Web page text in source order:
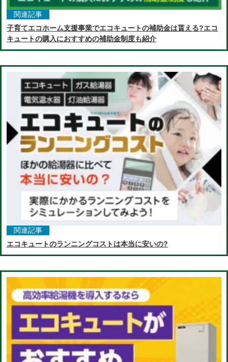
関連記事
子育てエコホーム支援事業でエコキュートの補助金は貰える?エコ
キュートの購入におすすめの補助金制度も紹介
関連記事
エコキュートのランニングコストは本当に安いの?